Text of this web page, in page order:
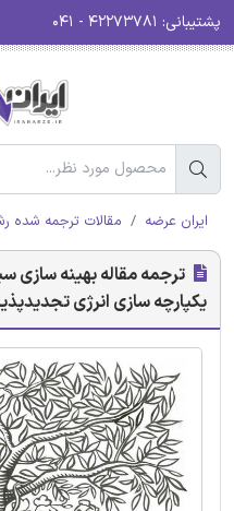
پشتیبانی:
ایران عرضه مقالات ترجمه شده
ترجمه مقاله بهینه
یکپارچه سازی انرژی